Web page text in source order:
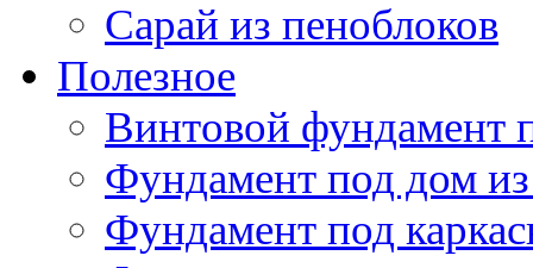
Фундамент под дом
Фундамент под
Свайно винтовой
Свайно ленточный
Ростверковый